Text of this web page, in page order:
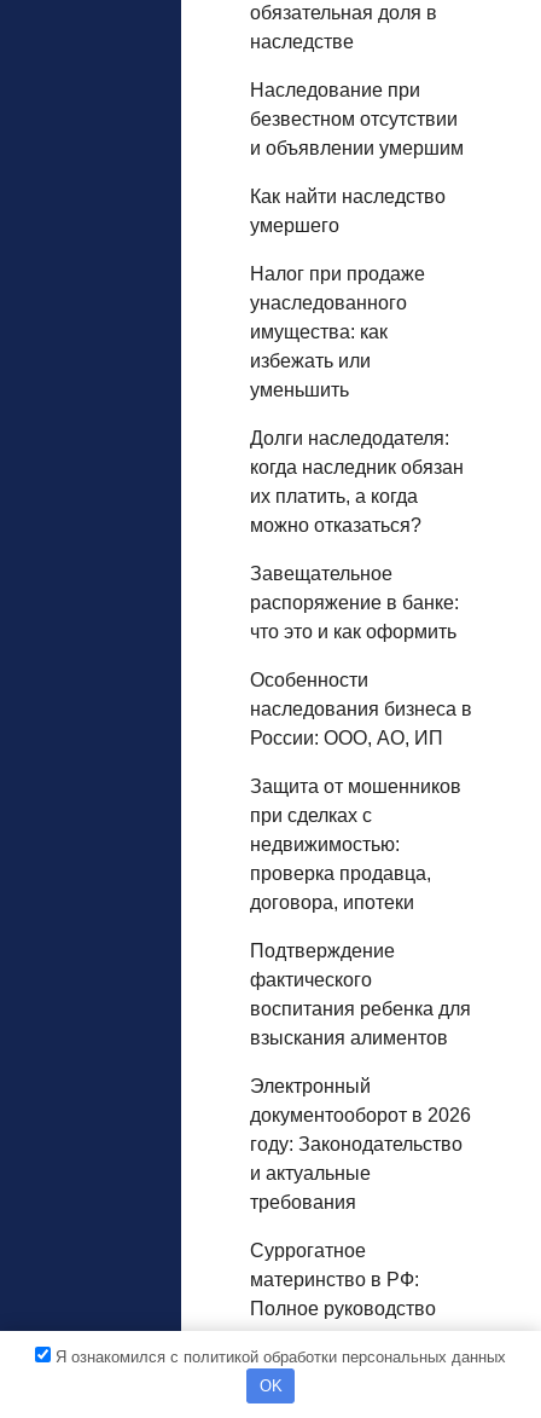
обязательная доля в
наследстве
Наследование при
безвестном отсутствии
и объявлении умершим
Как найти наследство
умершего
Налог при продаже
унаследованного
имущества: как
избежать или
уменьшить
Долги наследодателя:
когда наследник обязан
их платить, а когда
можно отказаться?
Завещательное
распоряжение в банке:
что это и как оформить
Особенности
наследования бизнеса в
России: ООО, АО, ИП
Защита от мошенников
при сделках с
недвижимостью:
проверка продавца,
договора, ипотеки
Подтверждение
фактического
воспитания ребенка для
взыскания алиментов
Электронный
документооборот в 2026
году: Законодательство
и актуальные
требования
Суррогатное
материнство в РФ:
Полное руководство
Цифровая переписка
как доказательство в
Я ознакомился с политикой обработки персональных данных
OK